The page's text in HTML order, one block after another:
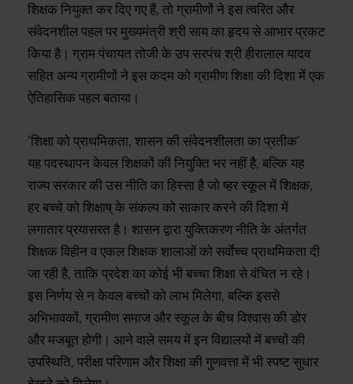
शिक्षक नियुक्त कर दिए गए हैं, तो ग्रामीणों ने इस त्वरित और
संवेदनशील पहल पर मुख्यमंत्री श्री साय का हृदय से आभार प्रकट
किया है। ग्राम पंचायत तोजी के उप सरपंच श्री हीरालाल यादव
सहित अन्य ग्रामीणों ने इस कदम को ग्रामीण शिक्षा की दिशा में एक
ऐतिहासिक पहल बताया।
’शिक्षा को प्राथमिकता, शासन की संवेदनशीलता का प्रतीक’
यह पदस्थापन केवल शिक्षकों की नियुक्ति भर नहीं है, बल्कि यह
राज्य सरकार की उस नीति का हिस्सा है जो ष्हर स्कूल में शिक्षक,
हर बच्चे को शिक्षाष् के संकल्प को साकार करने की दिशा में
लगातार प्रयासरत है। शासन द्वारा युक्तिकरण नीति के अंतर्गत
शिक्षक विहीन व एकल शिक्षक शालाओं को सर्वाेच्च प्राथमिकता दी
जा रही है, ताकि प्रदेश का कोई भी बच्चा शिक्षा से वंचित न रहे।
इस निर्णय से न केवल बच्चों को लाभ मिलेगा, बल्कि इससे
अभिभावकों, ग्रामीण समाज और स्कूल के बीच विश्वास की डोर
और मजबूत होगी। आने वाले समय में इन विद्यालयों में बच्चों की
उपस्थिति, परीक्षा परिणाम और शिक्षा की गुणवत्ता में भी स्पष्ट सुधार